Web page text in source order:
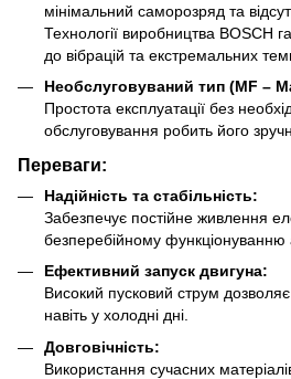
мінімальний саморозряд та
Технології виробництва BOSCH
до вібрацій та екстремальних
Необслуговуваний тип (MF –
Простота експлуатації без
обслуговування робить його
Переваги:
Надійність та стабільність:
Забезпечує постійне живлення
безперебійному функціонуванню
Ефективний запуск двигуна:
Високий пусковий струм
навіть у холодні дні.
Довговічність:
Використання сучасних